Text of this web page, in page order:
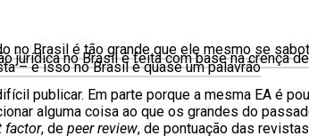
no Brasil é tão grande que ele mesmo se
jurídica no Brasil é feita com base na crença
– e isso no Brasil é quase um palavrão
publicar. Em parte porque a mesma EA é
alguma coisa ao que os grandes do
factor, depeer review, de pontuação das